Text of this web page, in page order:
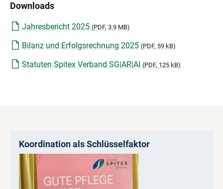
Downloads
Jahresbericht 2025 (PDF, 3.9 MB)
Bilanz und Erfolgsrechnung 2025 (PDF, 59 kB)
Statuten Spitex Verband SG|AR|AI (PDF, 125 kB)
Koordination als Schlüsselfaktor